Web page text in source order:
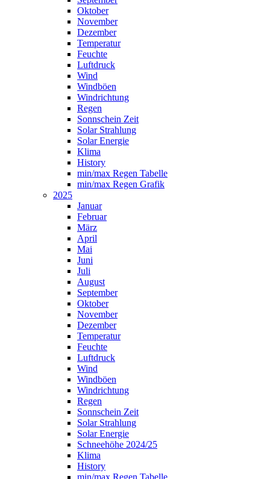
Oktober
November
Dezember
Temperatur
Feuchte
Luftdruck
Wind
Windböen
Windrichtung
Regen
Sonnschein Zeit
Solar Strahlung
Solar Energie
Klima
History
min/max Regen Tabelle
min/max Regen Grafik
2025
Januar
Februar
März
April
Mai
Juni
Juli
August
September
Oktober
November
Dezember
Temperatur
Feuchte
Luftdruck
Wind
Windböen
Windrichtung
Regen
Sonnschein Zeit
Solar Strahlung
Solar Energie
Schneehöhe 2024/25
Klima
History
min/max Regen Tabelle